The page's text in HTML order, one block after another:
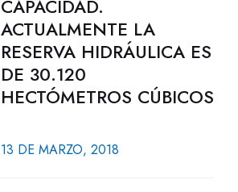
CAPACIDAD.
ACTUALMENTE LA
RESERVA HIDRÁULICA ES
DE 30.120
HECTÓMETROS CÚBICOS
13 DE MARZO, 2018